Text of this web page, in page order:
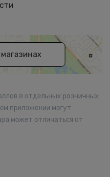
в отдельных розничных
приложении могут
может отличаться от